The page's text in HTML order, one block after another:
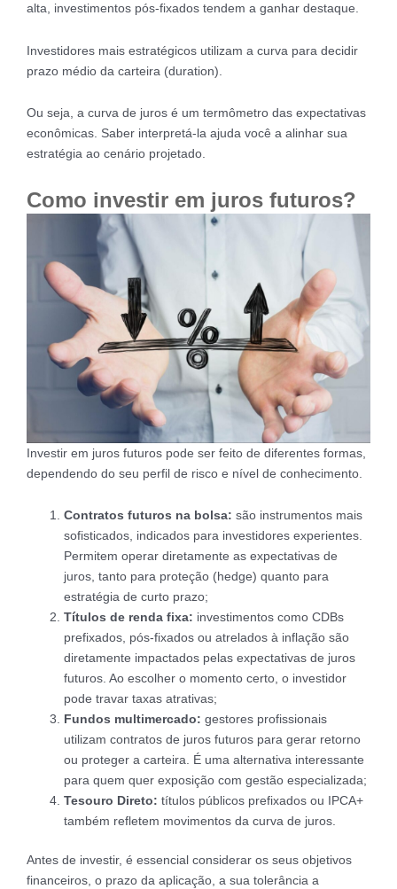
alta, investimentos pós-fixados tendem a ganhar destaque.
Investidores mais estratégicos utilizam a curva para decidir
prazo médio da carteira (duration).
Ou seja, a curva de juros é um termômetro das expectativas
econômicas. Saber interpretá-la ajuda você a alinhar sua
estratégia ao cenário projetado.
Como investir em juros futuros?
Investir em juros futuros pode ser feito de diferentes formas,
dependendo do seu perfil de risco e nível de conhecimento.
Contratos futuros na bolsa: são instrumentos mais
sofisticados, indicados para investidores experientes.
Permitem operar diretamente as expectativas de
juros, tanto para proteção (hedge) quanto para
estratégia de curto prazo;
Títulos de renda fixa: investimentos como CDBs
prefixados, pós-fixados ou atrelados à inflação são
diretamente impactados pelas expectativas de juros
futuros. Ao escolher o momento certo, o investidor
pode travar taxas atrativas;
Fundos multimercado: gestores profissionais
utilizam contratos de juros futuros para gerar retorno
ou proteger a carteira. É uma alternativa interessante
para quem quer exposição com gestão especializada;
Tesouro Direto: títulos públicos prefixados ou IPCA+
também refletem movimentos da curva de juros.
Antes de investir, é essencial considerar os seus objetivos
financeiros, o prazo da aplicação, a sua tolerância a